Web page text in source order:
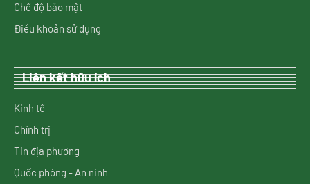
Chế độ bảo mật
Điều khoản sử dụng
Liên kết hữu ích
Kinh tế
Chính trị
Tin địa phương
Quốc phòng - An ninh